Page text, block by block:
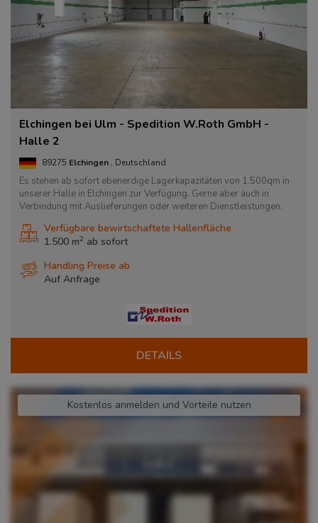
Elchingen bei Ulm - Spedition W.Roth GmbH -
Halle 2
89275 Elchingen , Deutschland
Es stehen ab sofort ebenerdige Lagerkapazitäten von 1.500qm in
unserer Halle in Elchingen zur Verfügung. Gerne aber auch in
Verbindung mit Auslieferungen oder weiteren Dienstleistungen.
Verfügbare bewirtschaftete Hallenfläche
1.500 m2 ab sofort
Handling Preise ab
Auf Anfrage
DETAILS
Kostenlos anmelden und Vorteile nutzen